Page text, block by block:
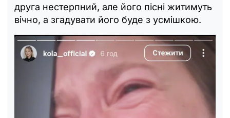
друга нестерпний, але його пісні житимуть
вічно, а згадувати його буде з усмішкою.